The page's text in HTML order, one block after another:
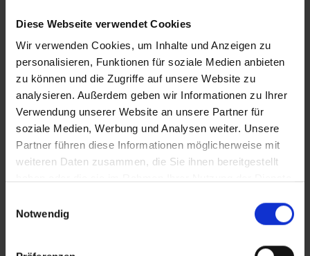
Diese Webseite verwendet Cookies
Wir verwenden Cookies, um Inhalte und Anzeigen zu
personalisieren, Funktionen für soziale Medien anbieten
zu können und die Zugriffe auf unsere Website zu
analysieren. Außerdem geben wir Informationen zu Ihrer
Verwendung unserer Website an unsere Partner für
soziale Medien, Werbung und Analysen weiter. Unsere
Partner führen diese Informationen möglicherweise mit
weiteren Daten zusammen, die Sie ihnen bereitgestellt
Notwendig
In Sicherheit in Deutschland, in Gedanken im Krieg
Zusätzliches Material
Bilder